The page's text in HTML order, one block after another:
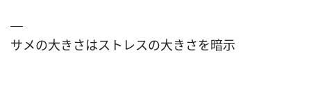
サメの大きさはストレスの大きさを暗示